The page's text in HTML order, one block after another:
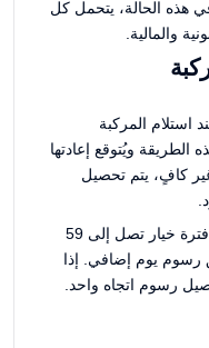
هذه الحالة، يتحمل كل
والمالية.
استلام المركبة
الطريقة ويُتوقع إعادتها
كافٍ، يتم تحصيل
إذا تأخر وقت تسليم المركبة، يتم منح فترة خيار تصل إلى 59
رسوم يوم إضافي. إذا
رسوم اتجاه واحد.